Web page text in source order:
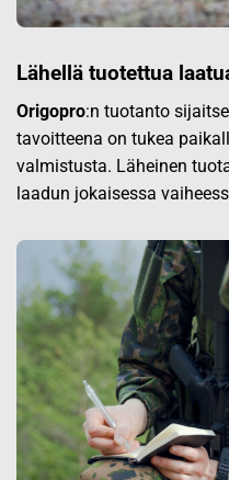
Lähellä tuotettua
Origopro:n tuotanto
tavoitteena on tukea
valmistusta. Läheinen
laadun jokaisessa